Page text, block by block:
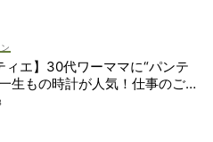
ィエ】30代ワーママに“パンテ
生もの時計が人気！仕事のご褒
いに